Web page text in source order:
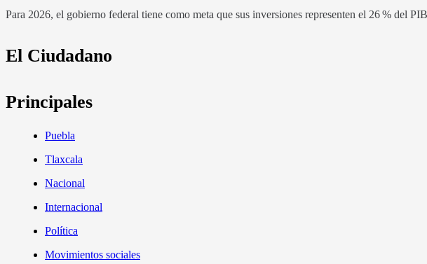
Para 2026, el gobierno federal tiene como meta que sus inversiones representen el 26 % del PIB
El Ciudadano
Principales
Puebla
Tlaxcala
Nacional
Internacional
Política
Movimientos sociales